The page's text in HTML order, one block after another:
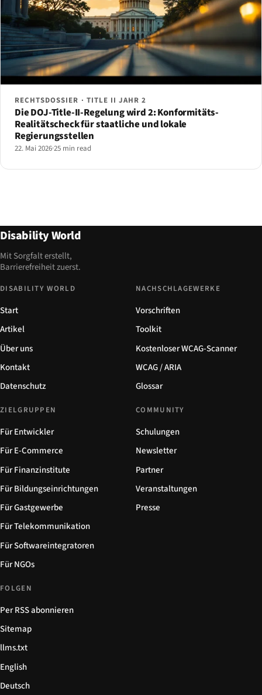
RECHTSDOSSIER · TITLE II JAHR 2
Die DOJ-Title-II-Regelung wird 2: Konformitäts-
Realitätscheck für staatliche und lokale
Regierungsstellen
22. Mai 2026·25 min read
Disability World
Mit Sorgfalt erstellt,
Barrierefreiheit zuerst.
DISABILITY WORLD
Start
Artikel
Über uns
Kontakt
Datenschutz
NACHSCHLAGEWERKE
Vorschriften
Toolkit
Kostenloser WCAG-Scanner
WCAG / ARIA
Glossar
ZIELGRUPPEN
Für Entwickler
Für E-Commerce
Für Finanzinstitute
Für Bildungseinrichtungen
Für Gastgewerbe
Für Telekommunikation
Für Softwareintegratoren
Für NGOs
COMMUNITY
Schulungen
Newsletter
Partner
Veranstaltungen
Presse
FOLGEN
Per RSS abonnieren
Sitemap
llms.txt
English
Deutsch